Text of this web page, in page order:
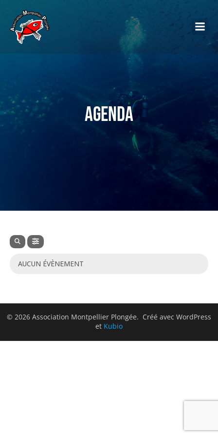
Agenda
AUCUN ÉVÈNEMENT
© 2026 Association Montpellier Plongée. Créé avec WordPress
et Kubio